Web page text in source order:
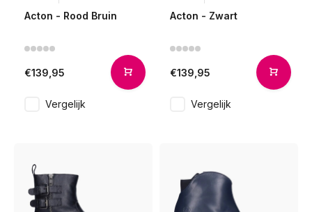
Acton - Rood Bruin
€139,95
Vergelijk
Acton - Zwart
€139,95
Vergelijk